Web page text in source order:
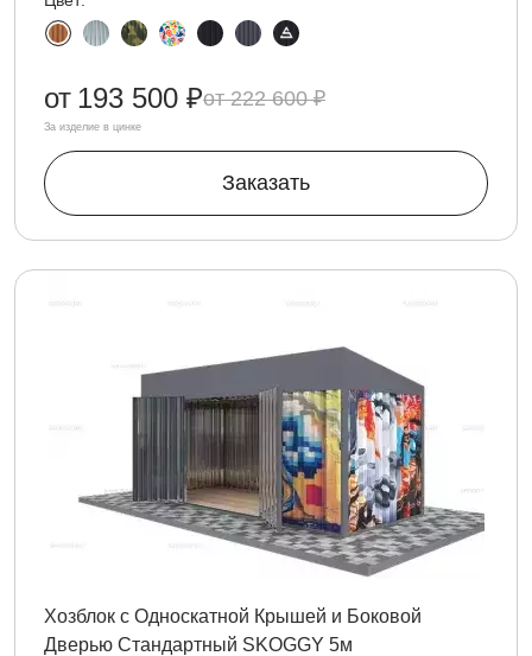
222 600 ₽
от 193 500 ₽
За изделие в цинке
Заказать
Хозблок с Односкатной Крышей и Боковой
Дверью Стандартный SKOGGY 5м